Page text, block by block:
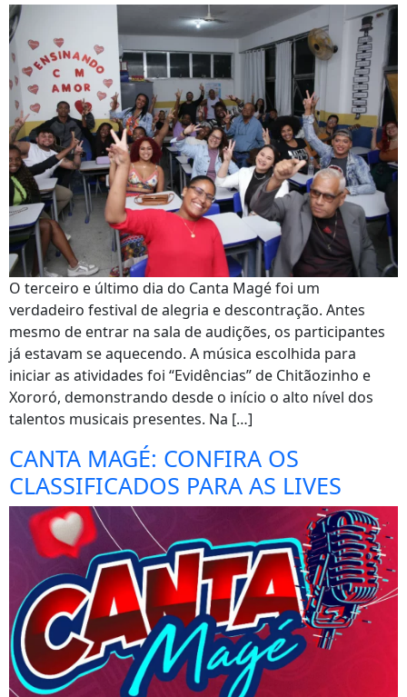
O terceiro e último dia do Canta Magé foi um
verdadeiro festival de alegria e descontração. Antes
mesmo de entrar na sala de audições, os participantes
já estavam se aquecendo. A música escolhida para
iniciar as atividades foi “Evidências” de Chitãozinho e
Xororó, demonstrando desde o início o alto nível dos
talentos musicais presentes. Na […]
CANTA MAGÉ: CONFIRA OS
CLASSIFICADOS PARA AS LIVES